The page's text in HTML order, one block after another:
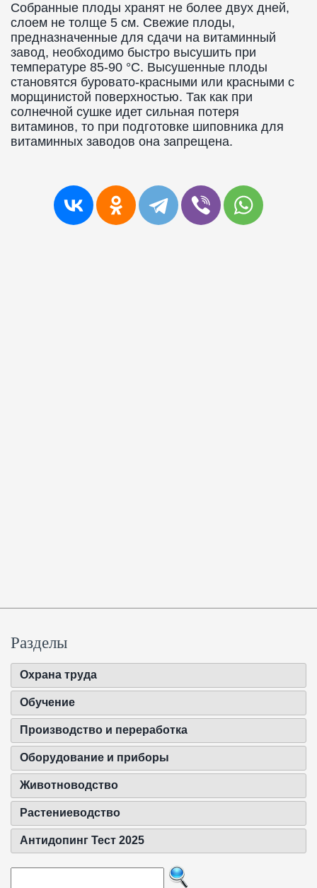
Собранные плоды хранят не более двух дней,
слоем не толще 5 см. Свежие плоды,
предназначенные для сдачи на витаминный
завод, необходимо быстро высушить при
температуре 85-90 °С. Высушенные плоды
становятся буровато-красными или красными с
морщинистой поверхностью. Так как при
солнечной сушке идет сильная потеря
витаминов, то при подготовке шиповника для
витаминных заводов она запрещена.
Разделы
Охрана труда
Обучение
Производство и переработка
Оборудование и приборы
Животноводство
Растениеводство
Антидопинг Тест 2025